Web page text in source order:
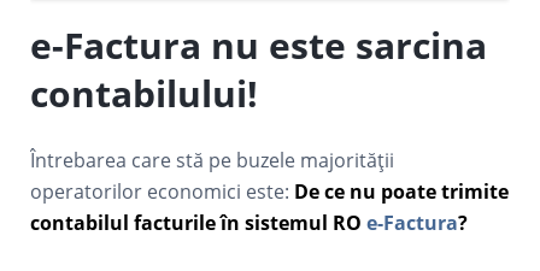
e-Factura nu este sarcina
contabilului!
Întrebarea care stă pe buzele majorității
operatorilor economici este: De ce nu poate trimite
contabilul facturile în sistemul ROe-Factura?